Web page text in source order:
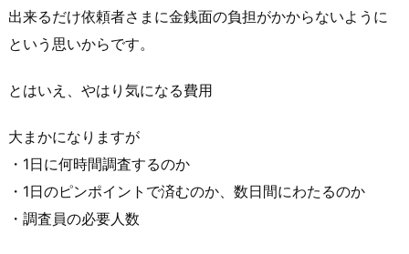
出来るだけ依頼者さまに金銭面の負担がかからないように
という思いからです。
とはいえ、やはり気になる費用
大まかになりますが
・1日に何時間調査するのか
・1日のピンポイントで済むのか、数日間にわたるのか
・調査員の必要人数